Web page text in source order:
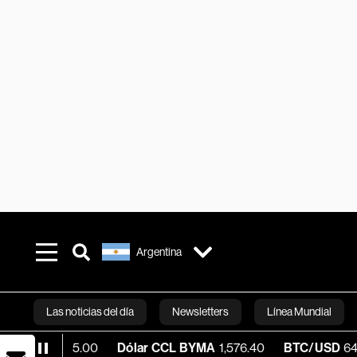
Argentina
Las noticias del día Newsletters Línea Mundial
Bloomberg
Dólar CCL BYMA 1,576.40 BTC/USD 64,793.63